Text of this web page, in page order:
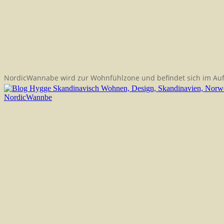
NordicWannabe wird zur Wohnfühlzone und befindet sich im